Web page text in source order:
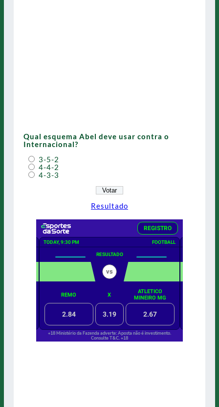
Qual esquema Abel deve usar contra o
Internacional?
3-5-2
4-4-2
4-3-3
Resultado